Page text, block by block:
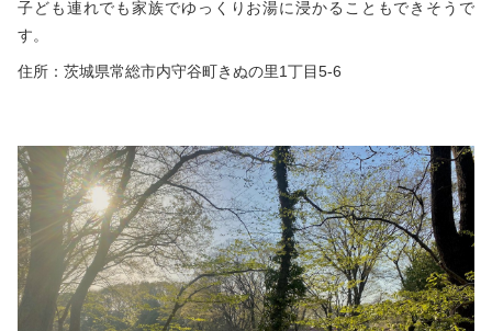
子ども連れでも家族でゆっくりお湯に浸かることもできそうで
す。
住所：茨城県常総市内守谷町きぬの里1丁目5-6